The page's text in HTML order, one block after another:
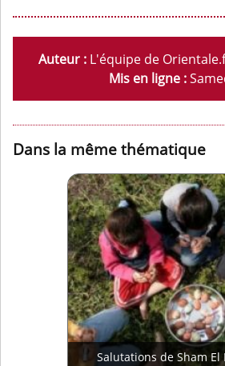
Auteur : L'équipe de
Mis en ligne :
Dans la même thématique
Salutations de Sham El